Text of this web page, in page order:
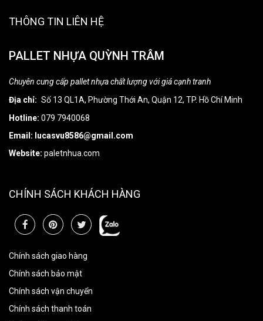
THÔNG TIN LIÊN HỆ
PALLET NHỰA QUỲNH TRÂM
Chuyên cung cấp pallet nhựa chất lượng với giá cạnh tranh
Địa chỉ: Số 13 QL1A, Phường Thới An, Quận 12, TP. Hồ Chí Minh
Hotline: 079 7940068
Email: lucasvu8586@gmail.com
Website: paletnhua.com
CHÍNH SÁCH KHÁCH HÀNG
Chính sách giao hàng
Chính sách bảo mật
Chính sách vận chuyển
Chính sách thanh toán